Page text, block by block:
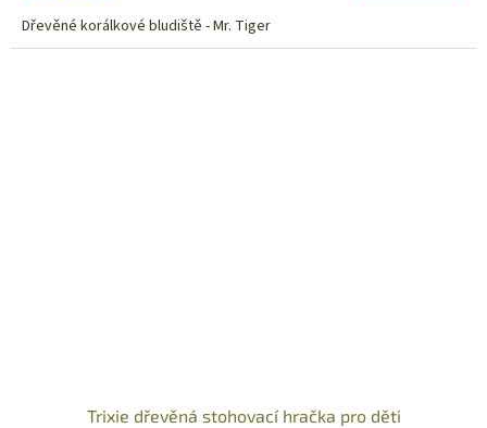
Dřevěné korálkové bludiště - Mr. Tiger
Trixie dřevěná stohovací hračka pro děti